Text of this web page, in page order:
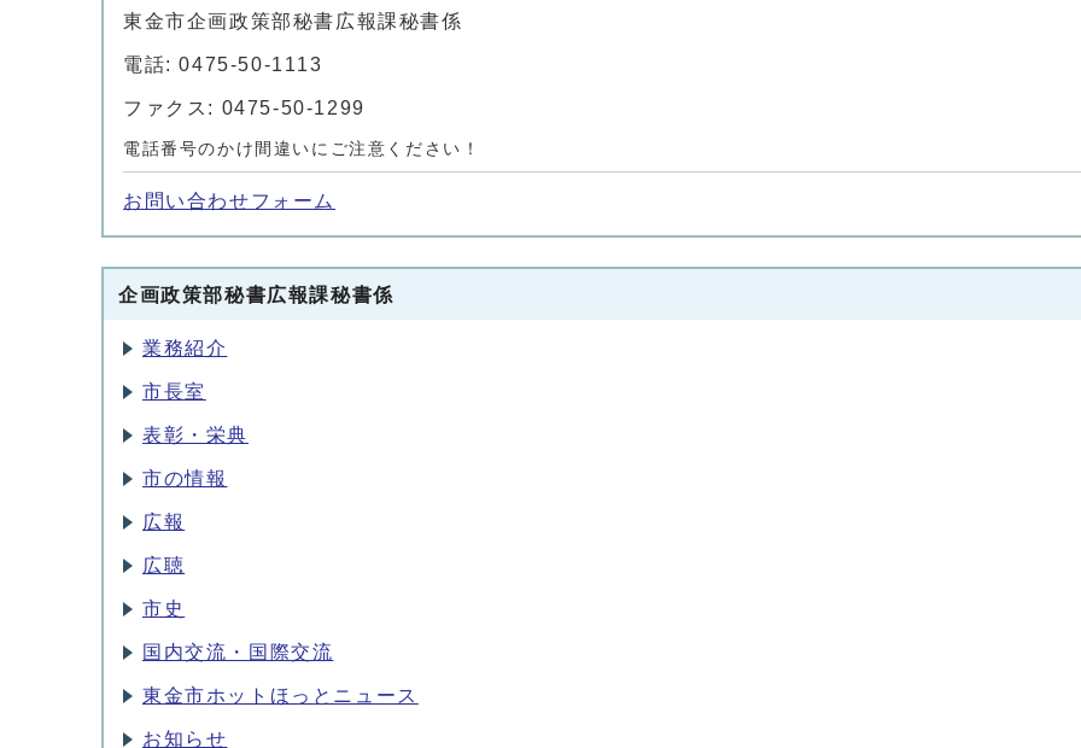
東金市企画政策部秘書広報課秘書係
電話: 0475-50-1113
ファクス: 0475-50-1299
電話番号のかけ間違いにご注意ください！
お問い合わせフォーム
企画政策部秘書広報課秘書係
業務紹介
市長室
表彰・栄典
市の情報
広報
広聴
市史
国内交流・国際交流
東金市ホットほっとニュース
お知らせ